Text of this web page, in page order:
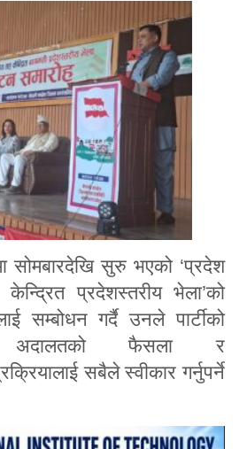
सोमबारदेखि सुरु भएको ‘प्रदेश
प्रदेशस्तरीय भेला’को
सम्बोधन गर्दै उनले पार्टीको
अदालतको फैसला र
सबैले स्वीकार गर्नुपर्ने